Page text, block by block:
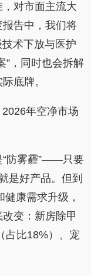
对市面主流大
告中，我们将
术下放与医护
”，同时也会拆解
底牌。
2026年空净市场
“防雾霾”——只要
是好产品。但到
康需求升级，
变：新房除甲
占比18%）、宠